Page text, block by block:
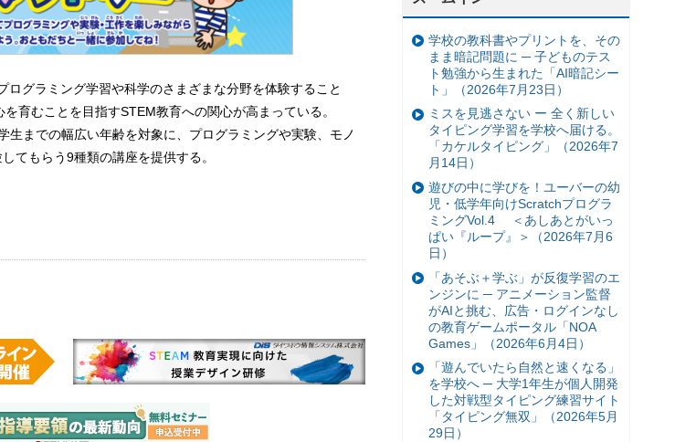
グラミング学習や科学のさまざまな分野を体験すること
育むことを目指すSTEM教育への関心が高まっている。
生までの幅広い年齢を対象に、プログラミングや実験、モノ
てもらう9種類の講座を提供する。
学校の教科書やプリントを、その
まま暗記問題に ─ 子どものテス
ト勉強から生まれた「AI暗記シー
ト」（2026年7月23日）
ミスを見逃さない ー 全く新しい
タイピング学習を学校へ届ける。
「カケルタイピング」（2026年7
月14日）
遊びの中に学びを！ユーバーの幼
児・低学年向けScratchプログラ
ミングVol.4 ＜あしあとがいっ
ぱい『ループ』＞（2026年7月6
日）
「あそぶ＋学ぶ」が反復学習のエ
ンジンに ─ アニメーション監督
がAIと挑む、広告・ログインなし
の教育ゲームポータル「NOA
Games」（2026年6月4日）
「遊んでいたら自然と速くなる」
を学校へ ─ 大学1年生が個人開発
した対戦型タイピング練習サイト
「タイピング無双」（2026年5月
29日）